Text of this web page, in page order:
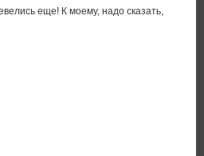
еще! К моему, надо сказать,